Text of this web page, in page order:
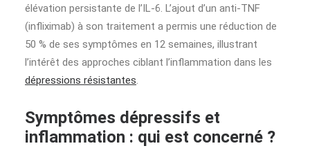
élévation persistante de l’IL-6. L’ajout d’un anti-TNF
(infliximab) à son traitement a permis une réduction de
50 % de ses symptômes en 12 semaines, illustrant
l’intérêt des approches ciblant l’inflammation dans les
dépressions résistantes.
Symptômes dépressifs et
inflammation : qui est concerné ?